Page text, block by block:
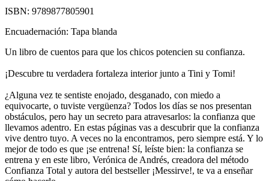
ISBN: 9789877805901
Encuadernación: Tapa blanda
Un libro de cuentos para que los chicos potencien su confianza.
¡Descubre tu verdadera fortaleza interior junto a Tini y Tomi!
¿Alguna vez te sentiste enojado, desganado, con miedo a
equivocarte, o tuviste vergüenza? Todos los días se nos presentan
obstáculos, pero hay un secreto para atravesarlos: la confianza que
llevamos adentro. En estas páginas vas a descubrir que la confianza
vive dentro tuyo. A veces no la encontramos, pero siempre está. Y lo
mejor de todo es que ¡se entrena! Sí, leíste bien: la confianza se
entrena y en este libro, Verónica de Andrés, creadora del método
Confianza Total y autora del bestseller ¡Messirve!, te va a enseñar